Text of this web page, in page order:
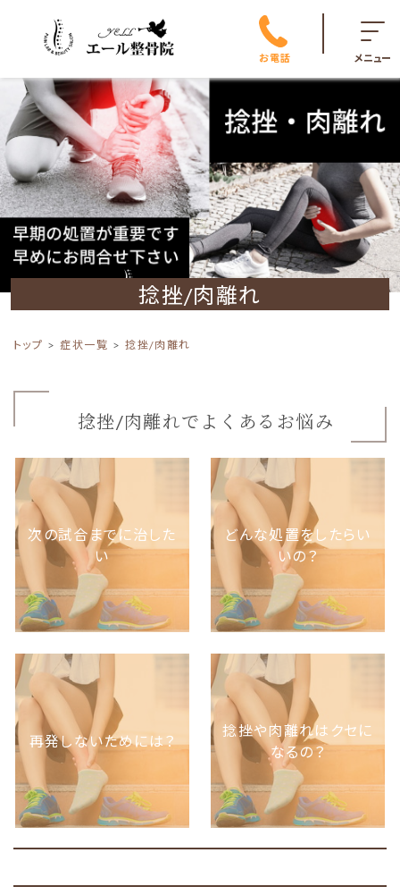
お電話 メニュー
捻挫/肉離れ
トップ 症状一覧 捻挫/肉離れ
捻挫/肉離れでよくあるお悩み
次の試合までに治した
い
どんな処置をしたらい
いの？
再発しないためには？
捻挫や肉離れはクセに
なるの？